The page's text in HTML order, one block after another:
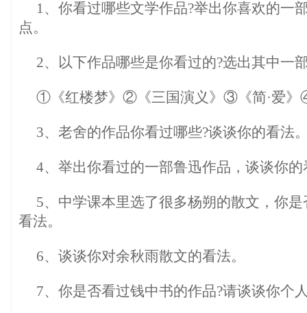
1、你看过哪些文学作品?举出你喜欢的一
点。
2、以下作品哪些是你看过的?选出其中一
①《红楼梦》②《三国演义》③《简·爱》
3、老舍的作品你看过哪些?谈谈你的看法
4、举出你看过的一部鲁迅作品，谈谈你的
5、中学课本里选了很多杨朔的散文，你
看法。
6、谈谈你对余秋雨散文的看法。
7、你是否看过钱中书的作品?请谈谈你个